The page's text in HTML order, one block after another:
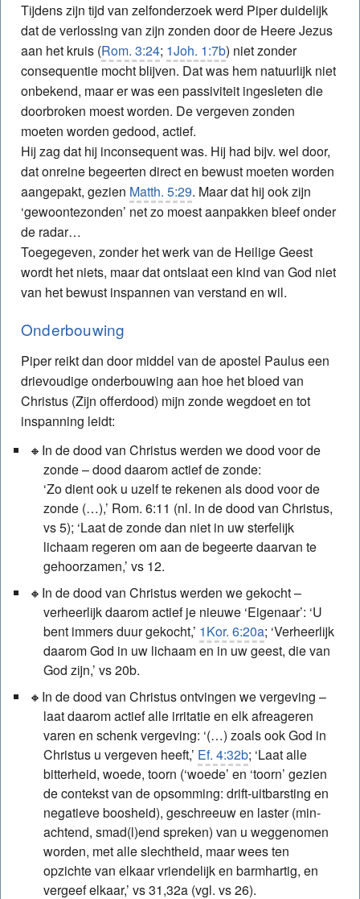
Tijdens zijn tijd van zelfonderzoek werd Piper duidelijk
dat de verlossing van zijn zonden door de Heere Jezus
aan het kruis (Rom. 3:24; 1Joh. 1:7b) niet zonder
consequentie mocht blijven. Dat was hem natuurlijk niet
onbekend, maar er was een passiviteit ingesleten die
doorbroken moest worden. De vergeven zonden
moeten worden gedood, actief.
Hij zag dat hij inconsequent was. Hij had bijv. wel door,
dat onreine begeerten direct en bewust moeten worden
aangepakt, gezien Matth. 5:29. Maar dat hij ook zijn
‘gewoontezonden’ net zo moest aanpakken bleef onder
de radar…
Toegegeven, zonder het werk van de Heilige Geest
wordt het niets, maar dat ontslaat een kind van God niet
van het bewust inspannen van verstand en wil.
Onderbouwing
Piper reikt dan door middel van de apostel Paulus een
drievoudige onderbouwing aan hoe het bloed van
Christus (Zijn offerdood) mijn zonde wegdoet en tot
inspanning leidt:
In de dood van Christus werden we dood voor de
zonde – dood daarom actief de zonde:
‘Zo dient ook u uzelf te rekenen als dood voor de
zonde (…),’ Rom. 6:11 (nl. in de dood van Christus,
vs 5); ‘Laat de zonde dan niet in uw sterfelijk
lichaam regeren om aan de begeerte daarvan te
gehoorzamen,’ vs 12.
In de dood van Christus werden we gekocht –
verheerlijk daarom actief je nieuwe ‘Eigenaar’: ‘U
bent immers duur gekocht,’ 1Kor. 6:20a; ‘Verheerlijk
daarom God in uw lichaam en in uw geest, die van
God zijn,’ vs 20b.
In de dood van Christus ontvingen we vergeving –
laat daarom actief alle irritatie en elk afreageren
varen en schenk vergeving: ‘(…) zoals ook God in
Christus u vergeven heeft,’ Ef. 4:32b; ‘Laat alle
bitterheid, woede, toorn (‘woede’ en ‘toorn’ gezien
de contekst van de opsomming: drift-uitbarsting en
negatieve boosheid), geschreeuw en laster (min-
achtend, smad(l)end spreken) van u weggenomen
worden, met alle slechtheid, maar wees ten
opzichte van elkaar vriendelijk en barmhartig, en
vergeef elkaar,’ vs 31,32a (vgl. vs 26).